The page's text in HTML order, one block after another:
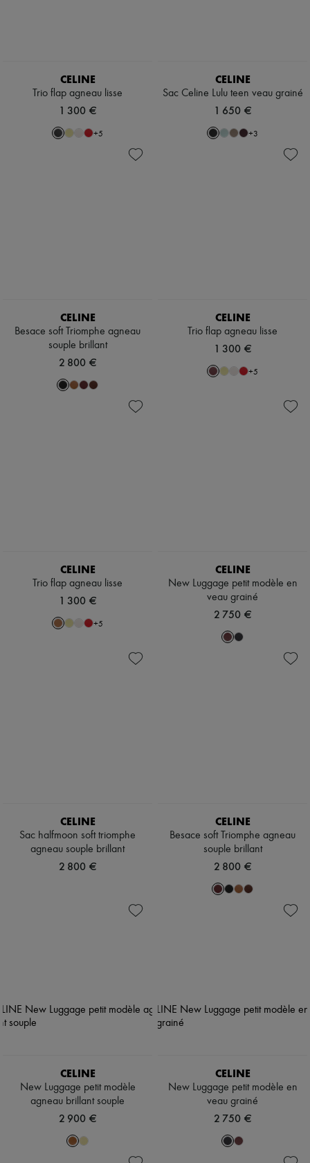
CELINE
Trio flap agneau lisse
1 300 €
+5
CELINE
Sac Celine Lulu teen veau grainé
1 650 €
+3
CELINE
Besace soft Triomphe agneau
souple brillant
2 800 €
CELINE
Trio flap agneau lisse
1 300 €
+5
CELINE
Trio flap agneau lisse
1 300 €
+5
CELINE
New Luggage petit modèle en
veau grainé
2 750 €
CELINE
Sac halfmoon soft triomphe
agneau souple brillant
2 800 €
CELINE
Besace soft Triomphe agneau
souple brillant
2 800 €
CELINE
New Luggage petit modèle
agneau brillant souple
2 900 €
CELINE
New Luggage petit modèle en
veau grainé
2 750 €